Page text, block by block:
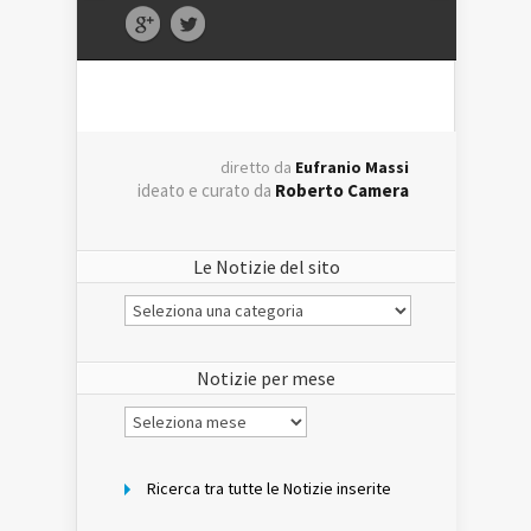
diretto da Eufranio Massi
ideato e curato da Roberto Camera
Le Notizie del sito
Le
Notizie
Notizie per mese
Notizie
per
Ricerca tra tutte le Notizie inserite